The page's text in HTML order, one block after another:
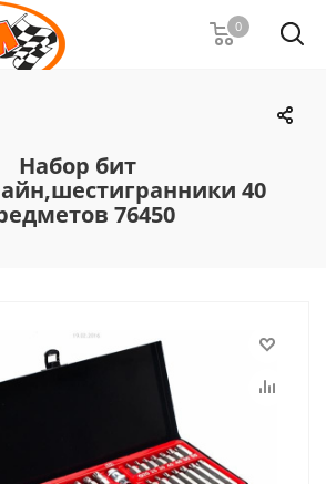
0
Набор бит
40
76450